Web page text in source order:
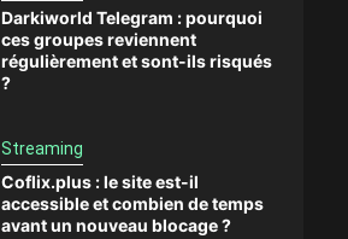
Darkiworld Telegram : pourquoi
ces groupes reviennent
régulièrement et sont-ils risqués
?
Streaming
Coflix.plus : le site est-il
accessible et combien de temps
avant un nouveau blocage ?